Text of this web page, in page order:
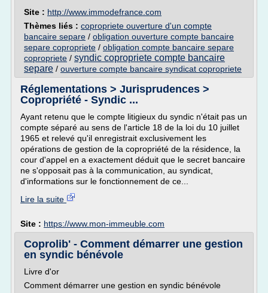
Site : http://www.immodefrance.com
Thèmes liés : copropriete ouverture d'un compte
bancaire separe / obligation ouverture compte bancaire
separe copropriete / obligation compte bancaire separe
copropriete / syndic copropriete compte bancaire
separe / ouverture compte bancaire syndicat copropriete
Réglementations > Jurisprudences >
Copropriété - Syndic ...
Ayant retenu que le compte litigieux du syndic n'était pas un
compte séparé au sens de l'article 18 de la loi du 10 juillet
1965 et relevé qu'il enregistrait exclusivement les
opérations de gestion de la copropriété de la résidence, la
cour d'appel en a exactement déduit que le secret bancaire
ne s'opposait pas à la communication, au syndicat,
d'informations sur le fonctionnement de ce...
Lire la suite
Site : https://www.mon-immeuble.com
Coprolib' - Comment démarrer une gestion
en syndic bénévole
Livre d'or
Comment démarrer une gestion en syndic bénévole